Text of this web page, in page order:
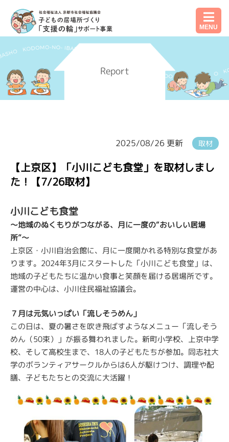
MENU
Report
2025/08/26 更新 取材
【上京区】「小川こども食堂」を取材しまし
た！【7/26取材】
小川こども食堂
～地域のぬくもりがつながる、月に一度の“おいしい居場
所”～
上京区・小川自治会館に、月に一度開かれる特別な食堂があ
ります。 2024年3月にスタートした「小川こども食堂」は、
地域の子どもたちに温かい食事と笑顔を届ける居場所です。
運営の中心は、小川住民福祉協議会。
７月は元気いっぱい「流しそうめん」
この日は、夏の暑さを吹き飛ばすようなメニュー「流しそう
めん（50束）」が振る舞われました。新町小学校、上京中学
校、そして高校生まで、 18人の子どもたちが参加。同志社大
学のボランティアサークルからは6人が駆けつけ、調理や配
膳、子どもたちとの交流に大活躍！